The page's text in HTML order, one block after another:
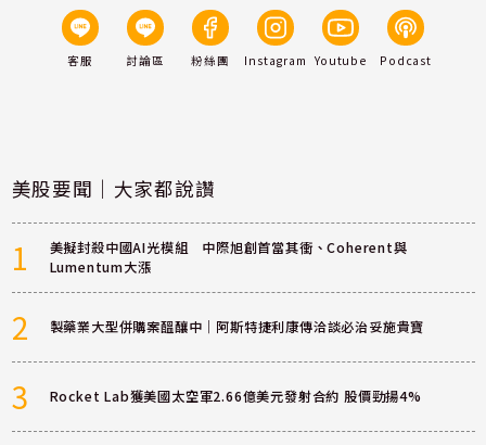
客服 討論區 粉絲團 Instagram Youtube Podcast
美股要聞｜大家都說讚
1
美擬封殺中國AI光模組 中際旭創首當其衝、Coherent與
Lumentum大漲
2 製藥業大型併購案醞釀中｜阿斯特捷利康傳洽談必治妥施貴寶
3 Rocket Lab獲美國太空軍2.66億美元發射合約 股價勁揚4%